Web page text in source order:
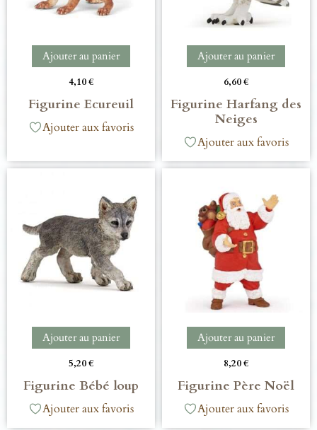
Ajouter au panier
4,10€
Figurine Ecureuil
Ajouter aux favoris
Ajouter au panier
6,60€
Figurine Harfang des
Neiges
Ajouter aux favoris
Ajouter au panier
5,20€
Figurine Bébé loup
Ajouter aux favoris
Ajouter au panier
8,20€
Figurine Père Noël
Ajouter aux favoris